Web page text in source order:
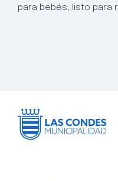
para bebés, listo para